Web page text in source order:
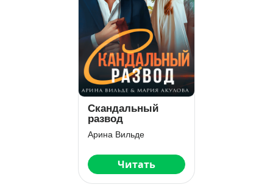
Скандальный
развод
Арина Вильде
Читать